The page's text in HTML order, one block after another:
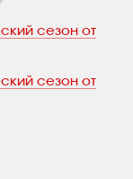
сезон от
сезон от